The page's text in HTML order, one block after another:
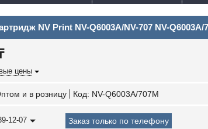
NV Print NV-Q6003A/NV-707 NV-Q6003A/
цены
и в розницу Код: NV-Q6003A/707M
12-07 Заказ только по телефону